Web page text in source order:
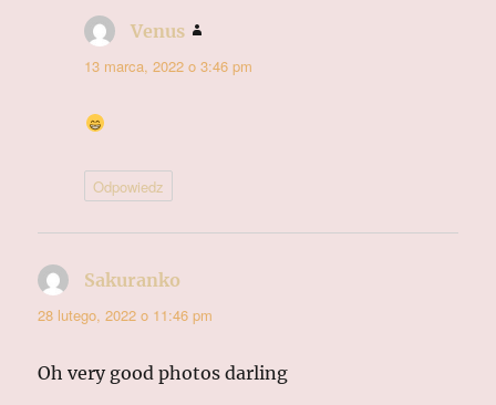
Venus
13 marca, 2022 o 3:46 pm
Odpowiedz
Sakuranko
28 lutego, 2022 o 11:46 pm
Oh very good photos darling